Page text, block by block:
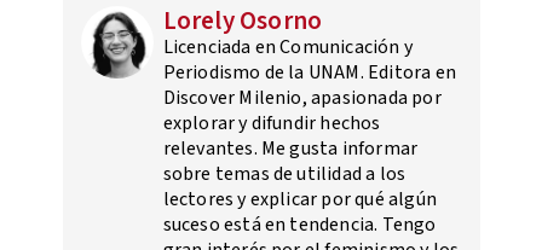
Lorely Osorno
Licenciada en Comunicación y
Periodismo de la UNAM. Editora en
Discover Milenio, apasionada por
explorar y difundir hechos
relevantes. Me gusta informar
sobre temas de utilidad a los
lectores y explicar por qué algún
suceso está en tendencia. Tengo